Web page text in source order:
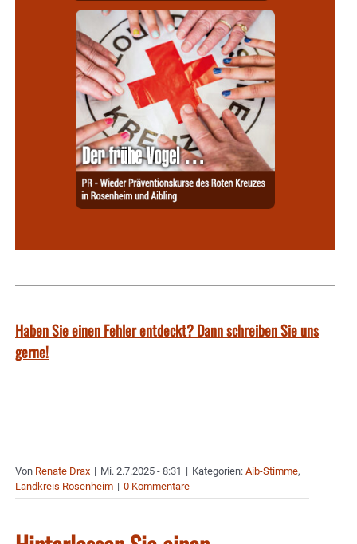
Haben Sie einen Fehler entdeckt? Dann schreiben Sie uns
gerne!
Von Renate Drax | Mi. 2.7.2025 - 8:31 | Kategorien: Aib-Stimme,
Landkreis Rosenheim | 0 Kommentare